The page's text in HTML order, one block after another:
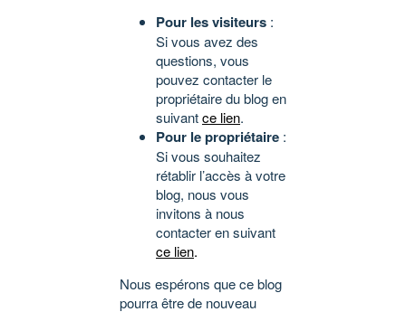
Pour les visiteurs :
Si vous avez des
questions, vous
pouvez contacter le
propriétaire du blog en
suivantce lien.
Pour le propriétaire :
Si vous souhaitez
rétablir l’accès à votre
blog, nous vous
invitons à nous
contacter en suivant
ce lien.
Nous espérons que ce blog
pourra être de nouveau